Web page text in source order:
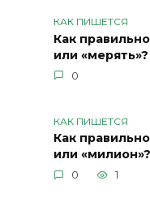
КАК ПИШЕТСЯ
Как
или «мерять»?
0
КАК ПИШЕТСЯ
Как
или «милион»?
0 1